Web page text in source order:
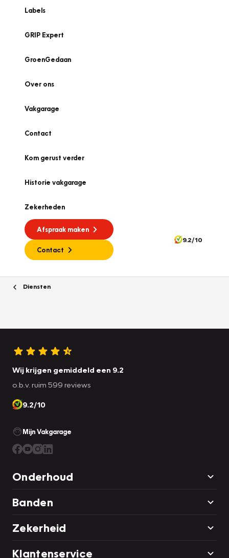
Labels
GRIP Expert
GroenGedaan
Over ons
Vakgarage
Contact
Kom gerust verder
Historie vakgarage
Zekerheden
Afspraak maken
Contact
9.2/10
Diensten
Wij krijgen gemiddeld een 9.2
o.b.v. ruim 599 reviews
9.2/10
Mijn Vakgarage
Onderhoud
Banden
Zekerheid
Klantenservice